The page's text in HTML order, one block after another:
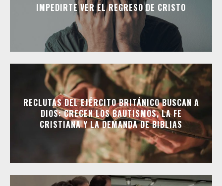
IMPEDIRTE VER EL REGRESO DE CRISTO
RECLUTAS DEL EJÉRCITO BRITÁNICO BUSCAN A
DIOS: CRECEN LOS BAUTISMOS, LA FE
CRISTIANA Y LA DEMANDA DE BIBLIAS